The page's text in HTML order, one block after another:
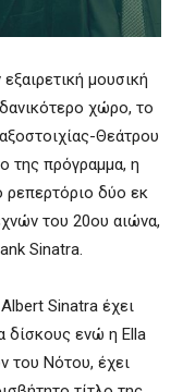
μουσική
χώρο, το
Θεάτρου
της πρόγραμμα, η
ρεπερτόριο δύο εκ
του 20ου αιώνα,
Sinatra.
Sinatra έχει
δίσκους ενώ η Ella
του Νότου, έχει